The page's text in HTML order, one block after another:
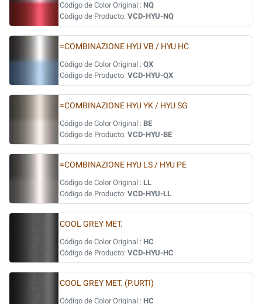
Código de Color Original : NQ
Código de Producto: VCD-HYU-NQ
=COMBINAZIONE HYU VB / HYU HC
Código de Color Original : QX
Código de Producto: VCD-HYU-QX
=COMBINAZIONE HYU YK / HYU SG
Código de Color Original : BE
Código de Producto: VCD-HYU-BE
=COMBINAZIONE HYU LS / HYU PE
Código de Color Original : LL
Código de Producto: VCD-HYU-LL
COOL GREY MET.
Código de Color Original : HC
Código de Producto: VCD-HYU-HC
COOL GREY MET. (P.URTI)
Código de Color Original : HC